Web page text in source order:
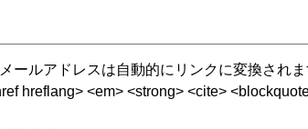
ールアドレスは自動的にリンクに変換されま
hreflang> <em> <strong> <cite>